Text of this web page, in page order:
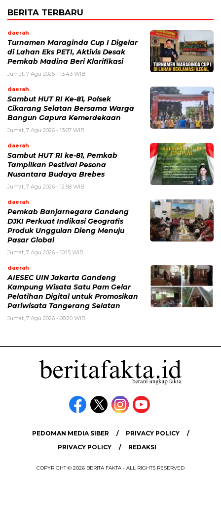
BERITA TERBARU
daerah
Turnamen Maraginda Cup I Digelar
di Lahan Eks PETI, Aktivis Desak
Pemkab Madina Beri Klarifikasi
Jumat, 7 Agu 2026 - 13:43 WIB
daerah
Sambut HUT RI Ke-81, Polsek
Cikarang Selatan Bersama Warga
Bangun Gapura Kemerdekaan
Jumat, 7 Agu 2026 - 13:07 WIB
daerah
Sambut HUT RI ke-81, Pemkab
Tampilkan Pestival Pesona
Nusantara Budaya Brebes
Jumat, 7 Agu 2026 - 12:58 WIB
daerah
Pemkab Banjarnegara Gandeng
DJKI Perkuat Indikasi Geografis
Produk Unggulan Dieng Menuju
Pasar Global
Jumat, 7 Agu 2026 - 10:15 WIB
daerah
AIESEC UIN Jakarta Gandeng
Kampung Wisata Satu Pam Gelar
Pelatihan Digital untuk Promosikan
Pariwisata Tangerang Selatan
Jumat, 7 Agu 2026 - 08:20 WIB
PEDOMAN MEDIA SIBER
PRIVACY POLICY
PRIVACY POLICY
REDAKSI
COPYRIGHT © 2026 BERITA FAKTA - ALL RIGHTS RESERVED